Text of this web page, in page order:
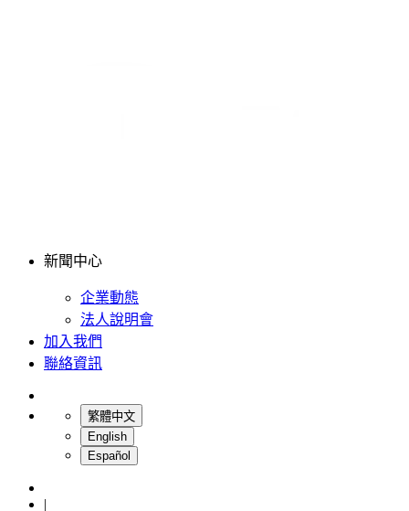
新聞中心
企業動態
法人說明會
加入我們
聯絡資訊
繁體中文
English
Español
|